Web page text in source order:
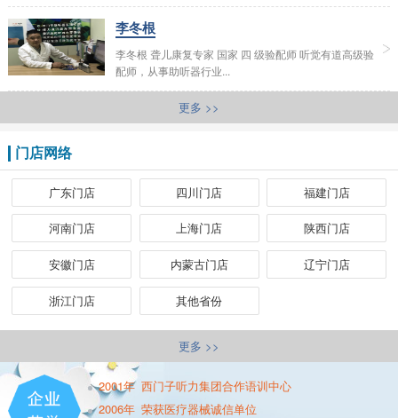
李冬根
李冬根 聋儿康复专家 国家 四 级验配师 听觉有道高级验
配师，从事助听器行业...
更多 >>
门店网络
广东门店 四川门店 福建门店
河南门店 上海门店 陕西门店
安徽门店 内蒙古门店 辽宁门店
浙江门店 其他省份
更多 >>
2001年 西门子听力集团合作语训中心
2006年 荣获医疗器械诚信单位